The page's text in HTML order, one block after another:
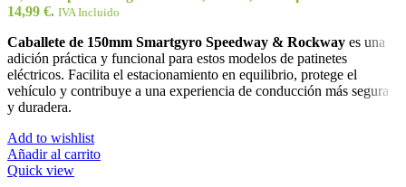
14,99 €. IVA Incluido
Caballete de 150mm Smartgyro Speedway & Rockway es una
adición práctica y funcional para estos modelos de patinetes
eléctricos. Facilita el estacionamiento en equilibrio, protege el
vehículo y contribuye a una experiencia de conducción más segura
y duradera.
Add to wishlist
Añadir al carrito
Quick view